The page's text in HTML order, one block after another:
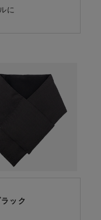
に
ック